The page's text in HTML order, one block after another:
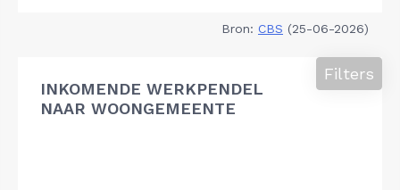
Bron: CBS (25-06-2026)
INKOMENDE WERKPENDEL
NAAR WOONGEMEENTE
Filters